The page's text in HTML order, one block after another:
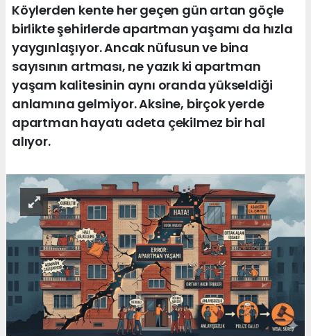
Köylerden kente her geçen gün artan göçle
birlikte şehirlerde apartman yaşamı da hızla
yaygınlaşıyor. Ancak nüfusun ve bina
sayısının artması, ne yazık ki apartman
yaşam kalitesinin aynı oranda yükseldiği
anlamına gelmiyor. Aksine, birçok yerde
apartman hayatı adeta çekilmez bir hal
alıyor.